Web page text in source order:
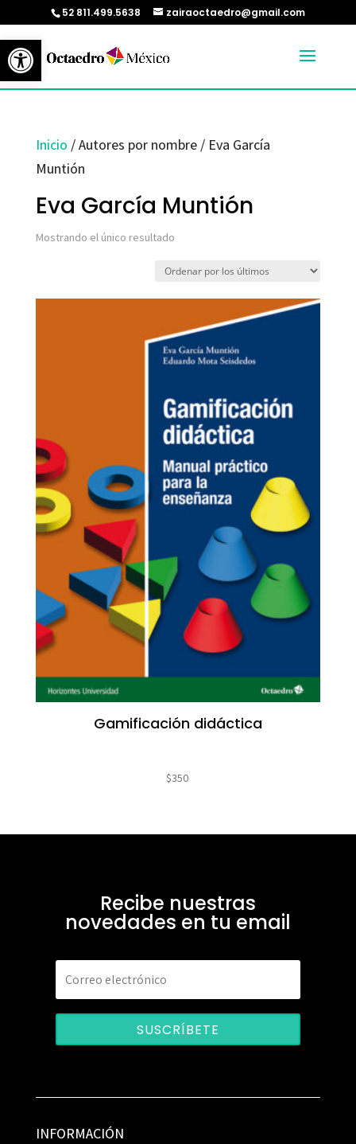
Abrir barra de herramientas
52 811.499.5638 zairaoctaedro@gmail.com
Inicio / Autores por nombre / Eva García
Muntión
Eva García Muntión
Mostrando el único resultado
Gamificación didáctica
$350
Recibe nuestras
novedades en tu email
SUSCRÍBETE
INFORMACIÓN